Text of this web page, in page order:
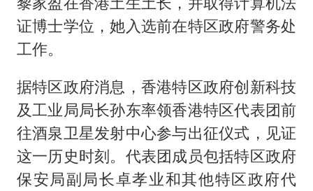
证博士学位，她入选前在特区政府警务处
工作。
据特区政府消息，香港特区政府创新科技
及工业局局长孙东率领香港特区代表团前
往酒泉卫星发射中心参与出征仪式，见证
这一历史时刻。代表团成员包括特区政府
保安局副局长卓孝业和其他特区政府代